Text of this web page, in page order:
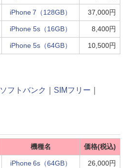
iPhone 7（128GB） 37,000円
iPhone 5s（16GB） 8,400円
iPhone 5s（64GB） 10,500円
ソフトバンク SIMフリー
機種名 価格(税込)
iPhone 6s（64GB） 26,000円